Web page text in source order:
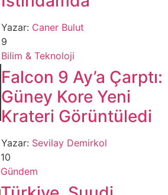
Yazar: Caner Bulut
9
Bilim & Teknoloji
Falcon 9 Ay’a Çarptı:
Güney Kore Yeni
Krateri Görüntüledi
Yazar: Sevilay Demirkol
10
Gündem